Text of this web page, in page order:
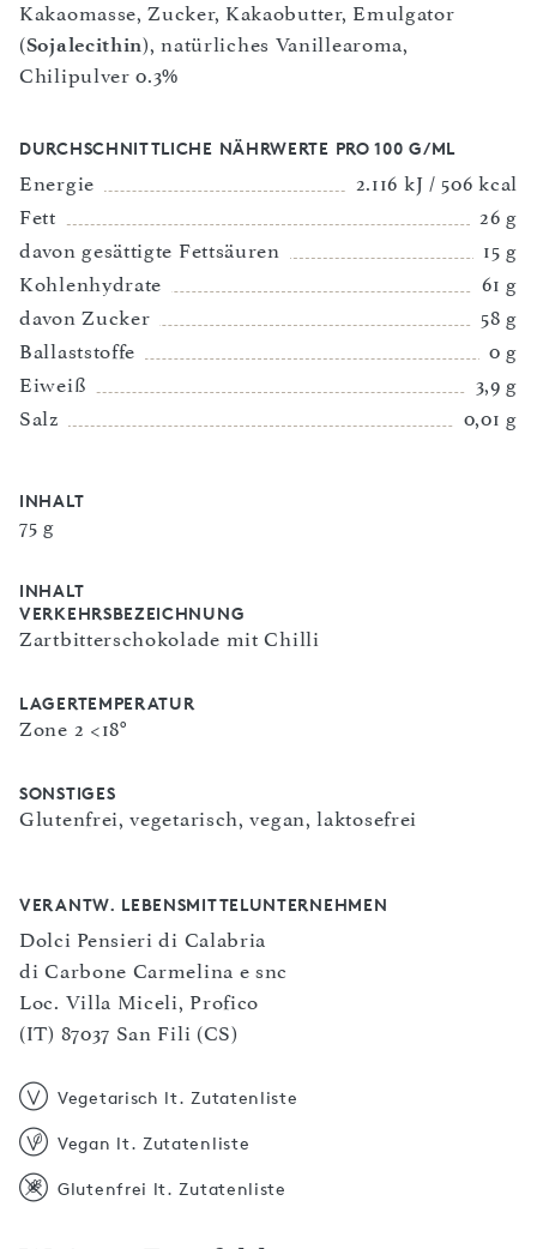
Kakaomasse, Zucker, Kakaobutter, Emulgator
(Sojalecithin), natürliches Vanillearoma,
Chilipulver 0.3%
DURCHSCHNITTLICHE NÄHRWERTE PRO 100 G/ML
Energie
2.116 kJ / 506 kcal
Fett
26 g
davon gesättigte Fettsäuren
15 g
Kohlenhydrate
61 g
davon Zucker
58 g
Ballaststoffe
0 g
Eiweiß
3,9 g
Salz
0,01 g
INHALT
75 g
INHALT
VERKEHRSBEZEICHNUNG
Zartbitterschokolade mit Chilli
LAGERTEMPERATUR
Zone 2 <18°
SONSTIGES
Glutenfrei, vegetarisch, vegan, laktosefrei
VERANTW. LEBENSMITTELUNTERNEHMEN
Dolci Pensieri di Calabria
di Carbone Carmelina e snc
Loc. Villa Miceli, Profico
(IT) 87037 San Fili (CS)
Vegetarisch lt. Zutatenliste
Vegan lt. Zutatenliste
Glutenfrei lt. Zutatenliste